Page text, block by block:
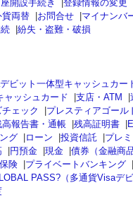
開設手続き |登録情報の変更
貨両替 |お問合せ |マイナンバ
|紛失・盗難・破損
ビット一体型キャッシュカー
ャッシュカード |支店・ATM |
ェック |プレスティアゴール
報告書・通帳 |残高証明書 |
グ |ローン |投資信託 |プレ
|円預金 |現金 |債券（金融商
保険 |プライベートバンキング |
PASS?（多通貨Visaデ